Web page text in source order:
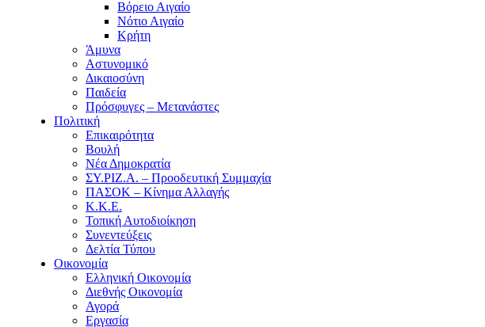
Βόρειο Αιγαίο
Νότιο Αιγαίο
Κρήτη
Άμυνα
Αστυνομικό
Δικαιοσύνη
Παιδεία
Πρόσφυγες – Μετανάστες
Πολιτική
Επικαιρότητα
Βουλή
Νέα Δημοκρατία
ΣΥ.ΡΙΖ.Α. – Προοδευτική Συμμαχία
ΠΑΣΟΚ – Κίνημα Αλλαγής
Κ.Κ.Ε.
Τοπική Αυτοδιοίκηση
Συνεντεύξεις
Δελτία Τύπου
Οικονομία
Ελληνική Οικονομία
Διεθνής Οικονομία
Αγορά
Εργασία